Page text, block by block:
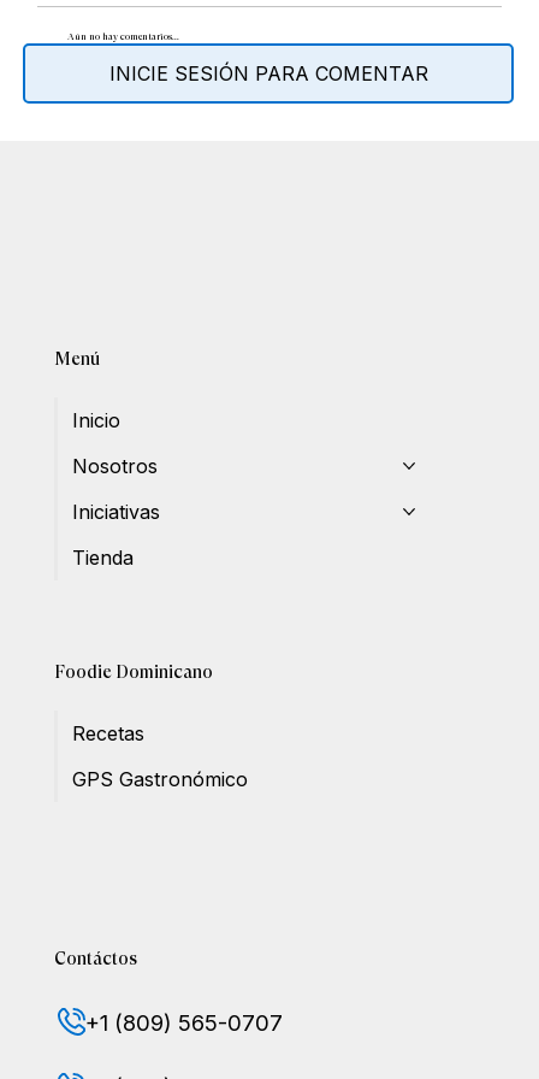
Aún no hay comentarios...
INICIE SESIÓN PARA COMENTAR
Menú
Inicio
Nosotros
Iniciativas
Tienda
Foodie Dominicano
Recetas
GPS Gastronómico
Contáctos
+1 (809) 565-0707